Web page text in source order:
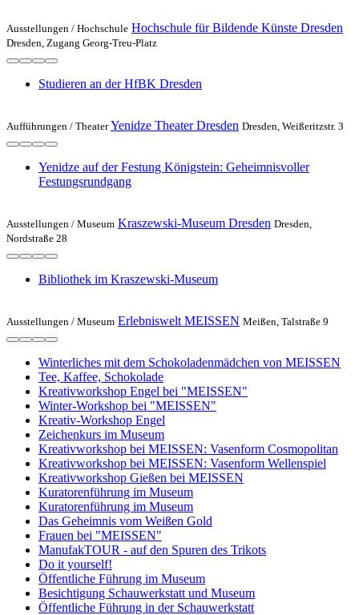
Ausstellungen / Hochschule Hochschule für Bildende Künste Dresden
Dresden, Zugang Georg-Treu-Platz
Studieren an der HfBK Dresden
Aufführungen / Theater Yenidze Theater Dresden Dresden, Weißeritzstr. 3
Yenidze auf der Festung Königstein: Geheimnisvoller
Festungsrundgang
Ausstellungen / Museum Kraszewski-Museum Dresden Dresden,
Nordstraße 28
Bibliothek im Kraszewski-Museum
Ausstellungen / Museum Erlebniswelt MEISSEN Meißen, Talstraße 9
Winterliches mit dem Schokoladenmädchen von MEISSEN
Tee, Kaffee, Schokolade
Kreativworkshop Engel bei "MEISSEN"
Winter-Workshop bei "MEISSEN"
Kreativ-Workshop Engel
Zeichenkurs im Museum
Kreativworkshop bei MEISSEN: Vasenform Cosmopolitan
Kreativworkshop bei MEISSEN: Vasenform Wellenspiel
Kreativworkshop Gießen bei MEISSEN
Kuratorenführung im Museum
Kuratorenführung im Museum
Das Geheimnis vom Weißen Gold
Frauen bei "MEISSEN"
ManufakTOUR - auf den Spuren des Trikots
Do it yourself!
Öffentliche Führung im Museum
Besichtigung Schauwerkstatt und Museum
Öffentliche Führung in der Schauwerkstatt